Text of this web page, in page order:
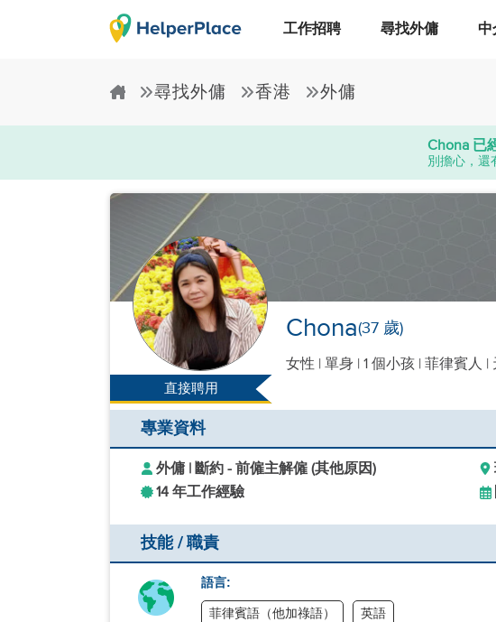
工作招聘 尋找外傭 中
尋找外傭 香港 外傭
Chona 已
別擔心，還
直接聘用
Chona(37 歲)
女性 | 單身 | 1 個小孩 | 菲律賓人 |
專業資料
外傭 | 斷約 - 前僱主解僱 (其他原因)
14 年工作經驗
技能 / 職責
語言:
菲律賓語（他加祿語） 英語